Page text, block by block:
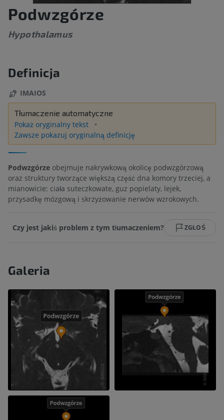
Podwzgórze
Hypothalamus
Definicja
IMAIOS
Tłumaczenie automatyczne
Pokaż oryginalny tekst
Zawsze pokazuj oryginalną definicję
Podwzgórze obejmuje nakrywkową okolicę podwzgórzową
oraz struktury tworzące większą część dna komory trzeciej, a
mianowicie: ciała suteczkowate, guz popielaty, lejek,
przysadkę mózgową i skrzyżowanie nerwów wzrokowych.
Czy jest jakiś problem z tym tłumaczeniem? ZGŁOŚ
Galeria